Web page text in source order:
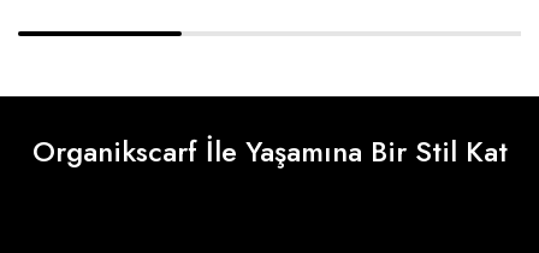
Organikscarf İle Yaşamına Bir Stil Kat